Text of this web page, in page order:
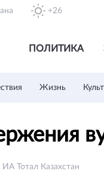
+26
ПОЛИТИКА
Жизнь
ИА Тотал Казахстан